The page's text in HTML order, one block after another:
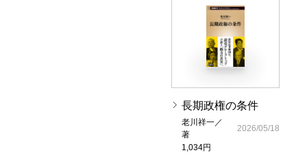
長期政権の条件
老川祥一／
著
1,034円
2026/05/18